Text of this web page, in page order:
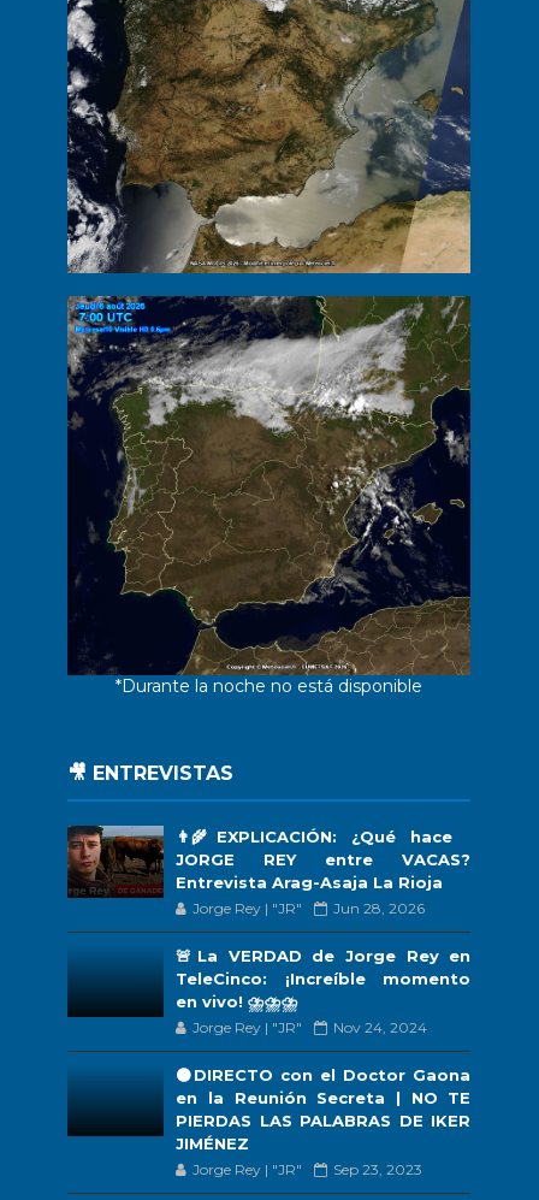
*Durante la noche no está disponible
🎥 ENTREVISTAS
👨‍🌾EXPLICACIÓN: ¿Qué hace
JORGE REY entre VACAS?
Entrevista Arag-Asaja La Rioja
Jorge Rey | "JR" Jun 28, 2026
🚨La VERDAD de Jorge Rey en
TeleCinco: ¡Increíble momento
en vivo! ⛈️⛈️⛈️
Jorge Rey | "JR" Nov 24, 2024
🟠DIRECTO con el Doctor Gaona
en la Reunión Secreta | NO TE
PIERDAS LAS PALABRAS DE IKER
JIMÉNEZ
Jorge Rey | "JR" Sep 23, 2023